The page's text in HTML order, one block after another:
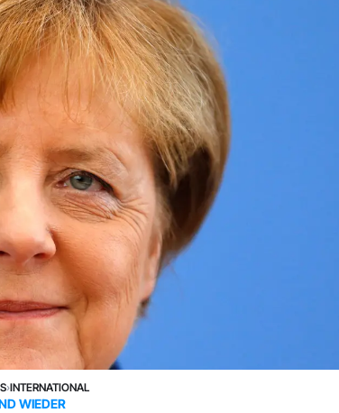
›INTERNATIONAL
WIEDER